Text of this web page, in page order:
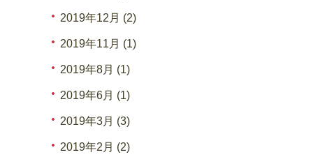
2019年12月 (2)
2019年11月 (1)
2019年8月 (1)
2019年6月 (1)
2019年3月 (3)
2019年2月 (2)